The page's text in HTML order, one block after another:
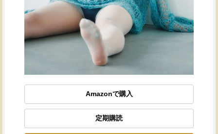
Amazonで購入
定期購読